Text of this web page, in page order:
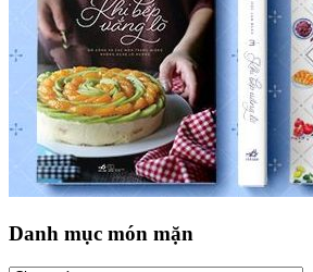
Danh mục món mặn